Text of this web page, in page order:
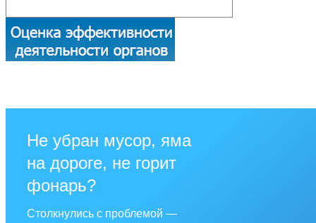
Не убран мусор, яма
на дороге, не горит
фонарь?
Столкнулись с проблемой —